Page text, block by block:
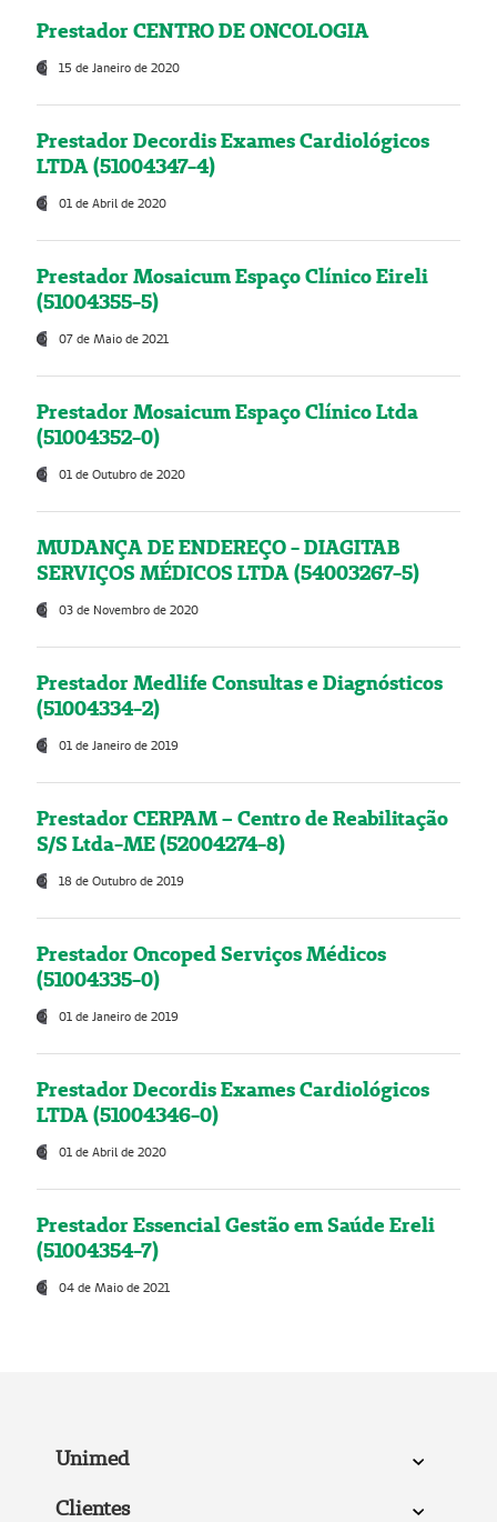
Prestador CENTRO DE ONCOLOGIA
15 de Janeiro de 2020
Prestador Decordis Exames Cardiológicos
LTDA (51004347-4)
01 de Abril de 2020
Prestador Mosaicum Espaço Clínico Eireli
(51004355-5)
07 de Maio de 2021
Prestador Mosaicum Espaço Clínico Ltda
(51004352-0)
01 de Outubro de 2020
MUDANÇA DE ENDEREÇO - DIAGITAB
SERVIÇOS MÉDICOS LTDA (54003267-5)
03 de Novembro de 2020
Prestador Medlife Consultas e Diagnósticos
(51004334-2)
01 de Janeiro de 2019
Prestador CERPAM – Centro de Reabilitação
S/S Ltda-ME (52004274-8)
18 de Outubro de 2019
Prestador Oncoped Serviços Médicos
(51004335-0)
01 de Janeiro de 2019
Prestador Decordis Exames Cardiológicos
LTDA (51004346-0)
01 de Abril de 2020
Prestador Essencial Gestão em Saúde Ereli
(51004354-7)
04 de Maio de 2021
Unimed
Clientes